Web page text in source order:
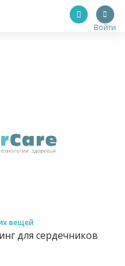
Войти
вещей
для сердечников